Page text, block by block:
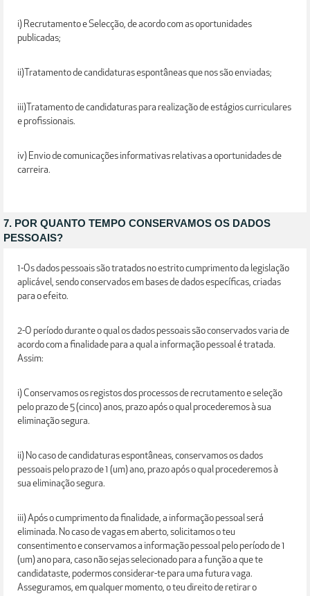
i) Recrutamento e Selecção, de acordo com as oportunidades
publicadas;
ii)Tratamento de candidaturas espontâneas que nos são enviadas;
iii)Tratamento de candidaturas para realização de estágios curriculares
e profissionais.
iv) Envio de comunicações informativas relativas a oportunidades de
carreira.
7. POR QUANTO TEMPO CONSERVAMOS OS DADOS
PESSOAIS?
1-Os dados pessoais são tratados no estrito cumprimento da legislação
aplicável, sendo conservados em bases de dados específicas, criadas
para o efeito.
2-O período durante o qual os dados pessoais são conservados varia de
acordo com a finalidade para a qual a informação pessoal é tratada.
Assim:
i) Conservamos os registos dos processos de recrutamento e seleção
pelo prazo de 5 (cinco) anos, prazo após o qual procederemos à sua
eliminação segura.
ii) No caso de candidaturas espontâneas, conservamos os dados
pessoais pelo prazo de 1 (um) ano, prazo após o qual procederemos à
sua eliminação segura.
iii) Após o cumprimento da finalidade, a informação pessoal será
eliminada. No caso de vagas em aberto, solicitamos o teu
consentimento e conservamos a informação pessoal pelo período de 1
(um) ano para, caso não sejas selecionado para a função a que te
candidataste, podermos considerar-te para uma futura vaga.
Asseguramos, em qualquer momento, o teu direito de retirar o